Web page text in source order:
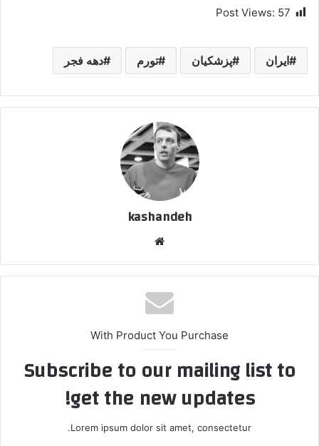
Post Views: 57
ایران پزشکیان تورم دهه فجر
kashandeh
With Product You Purchase
Subscribe to our mailing list to
get the new updates!
Lorem ipsum dolor sit amet, consectetur.